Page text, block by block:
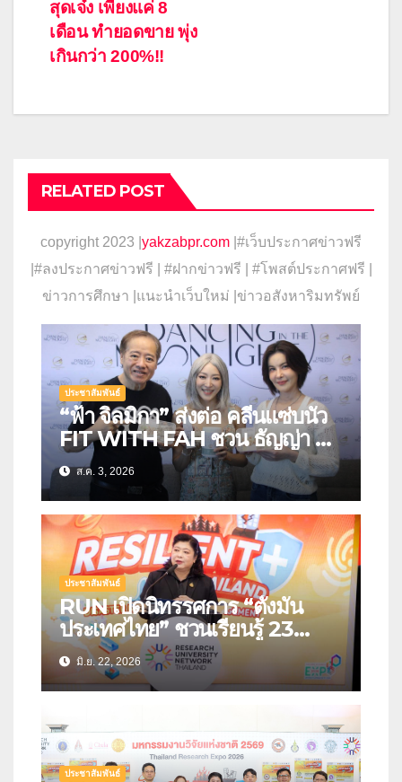
สุดเจ๋ง เพียงแค่ 8
เดือน ทำยอดขาย พุ่ง
เกินกว่า 200%!!
RELATED POST
copyright 2023 | yakzabpr.com |#เว็บประกาศข่าวฟรี
#ลงประกาศข่าวฟรี | #ฝากข่าวฟรี | #โพสต์ประกาศฟรี |
ข่าวการศึกษา |แนะนำเว็บใหม่ |ข่าวอสังหาริมทรัพย์
ประชาสัมพันธ์
“ฟ้า จิลมิกา” ส่งต่อ คลีนแซ่บนัว
FIT WITH FAH ชวน ธัญญ่า ลิ้ม
รสชาติอาหารคลีนสุดพรีเมียม
ส.ค. 3, 2026
ประชาสัมพันธ์
RUN เปิดนิทรรศการ “ตั้งมั่น
ประเทศไทย” ชวนเรียนรู้ 23
นวัตกรรมรับมือภัยพิบัติแห่ง
อนาคต เปลี่ยนงานวิจัยสู่เครื่องมือ
สร้างความปลอดภัยให้ประชาชน
มิ.ย. 22, 2026
ประชาสัมพันธ์